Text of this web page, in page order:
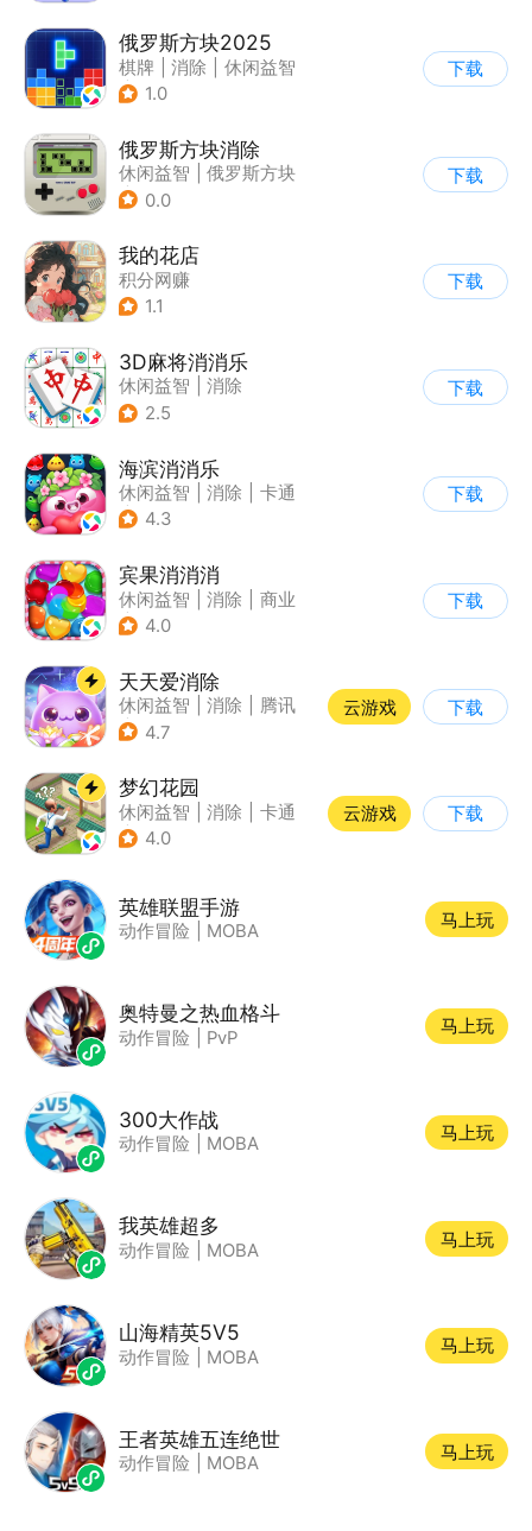
俄罗斯方块2025
棋牌 消除
休闲益智
| 俄罗斯方块
1.0
下载
俄罗斯方块消除
休闲益智
俄罗斯方块
| 消除
0.0
下载
我的花店
积分网赚
1.1
下载
3D麻将消消乐
休闲益智
消除
2.5
下载
海滨消消乐
休闲益智 消除
卡通
| 乐元素
4.3
下载
宾果消消消
休闲益智 消除
商业
| 宾果消消消
4.0
下载
天天爱消除
休闲益智 消除
腾讯
| 单机
4.7
云游戏 下载
梦幻花园
休闲益智 消除
卡通
| 创梦天地
4.0
云游戏 下载
英雄联盟手游
动作冒险 MOBA
马上玩
奥特曼之热血格斗
动作冒险 PvP
马上玩
300大作战
动作冒险 MOBA
马上玩
我英雄超多
动作冒险 MOBA
马上玩
山海精英5V5
动作冒险 MOBA
马上玩
王者英雄五连绝世
动作冒险 MOBA
马上玩